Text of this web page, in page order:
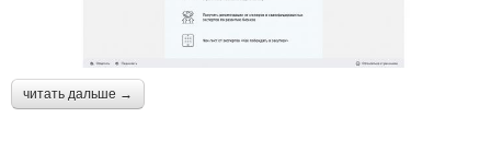
читать дальше →